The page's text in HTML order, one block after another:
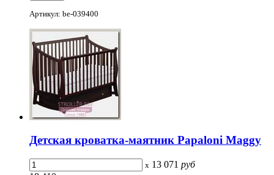
Артикул: be-039400
Детская кроватка-маятник Papaloni Maggy
x 13 071 руб